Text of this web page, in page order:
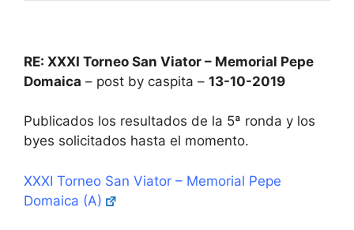
RE: XXXI Torneo San Viator – Memorial Pepe
Domaica – post by caspita – 13-10-2019
Publicados los resultados de la 5ª ronda y los
byes solicitados hasta el momento.
XXXI Torneo San Viator – Memorial Pepe
Domaica (A)